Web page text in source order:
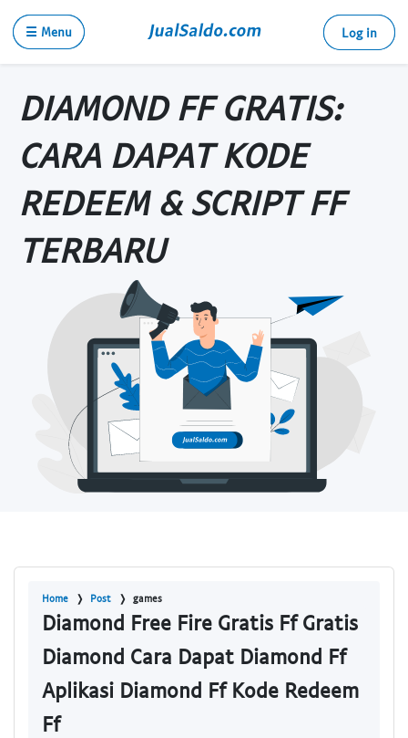
☰ Menu Log in
DIAMOND FF GRATIS:
CARA DAPAT KODE
REDEEM & SCRIPT FF
TERBARU
Home Post games
Diamond Free Fire Gratis Ff Gratis
Diamond Cara Dapat Diamond Ff
Aplikasi Diamond Ff Kode Redeem
Ff